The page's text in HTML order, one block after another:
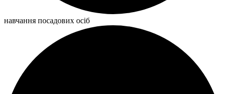
навчання посадових осіб